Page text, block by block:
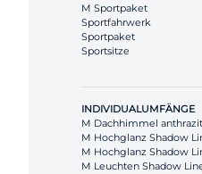
M Sportpaket
Sportfahrwerk
Sportpaket
Sportsitze
INDIVIDUALUMFÄNGE
M Dachhimmel anthrazit
M Hochglanz Shadow
M Hochglanz Shadow
M Leuchten Shadow